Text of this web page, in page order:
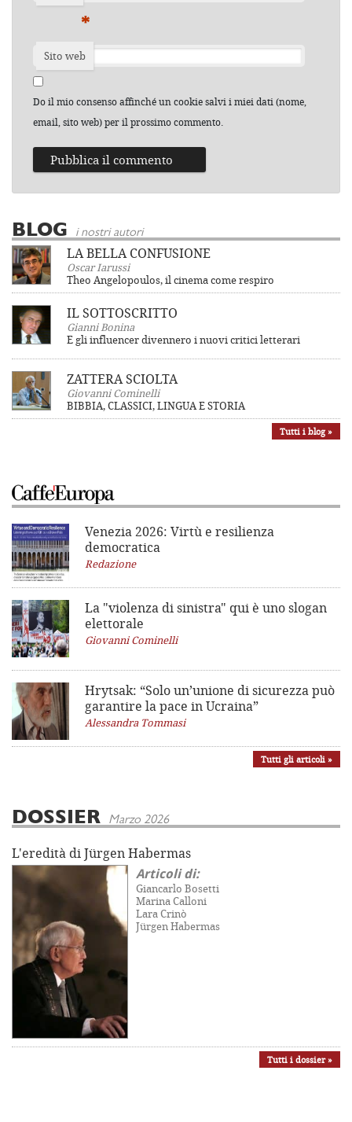
*
Sito web
Do il mio consenso affinché un cookie salvi i miei dati (nome,
email, sito web) per il prossimo commento.
BLOG i nostri autori
LA BELLA CONFUSIONE
Oscar Iarussi
Theo Angelopoulos, il cinema come respiro
IL SOTTOSCRITTO
Gianni Bonina
E gli influencer divennero i nuovi critici letterari
ZATTERA SCIOLTA
Giovanni Cominelli
BIBBIA, CLASSICI, LINGUA E STORIA
Tutti i blog »
Venezia 2026: Virtù e resilienza
democratica
Redazione
La "violenza di sinistra" qui è uno slogan
elettorale
Giovanni Cominelli
Hrytsak: “Solo un’unione di sicurezza può
garantire la pace in Ucraina”
Alessandra Tommasi
Tutti gli articoli »
DOSSIER Marzo 2026
L'eredità di Jürgen Habermas
Articoli di:
Giancarlo Bosetti
Marina Calloni
Lara Crinò
Jürgen Habermas
Tutti i dossier »